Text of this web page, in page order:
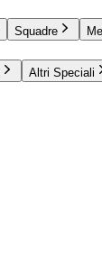
Squadre
Altri Speciali